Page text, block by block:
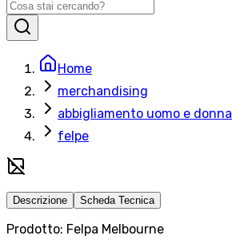
Home
merchandising
abbigliamento uomo e donna
felpe
Descrizione Scheda Tecnica
Prodotto: Felpa Melbourne